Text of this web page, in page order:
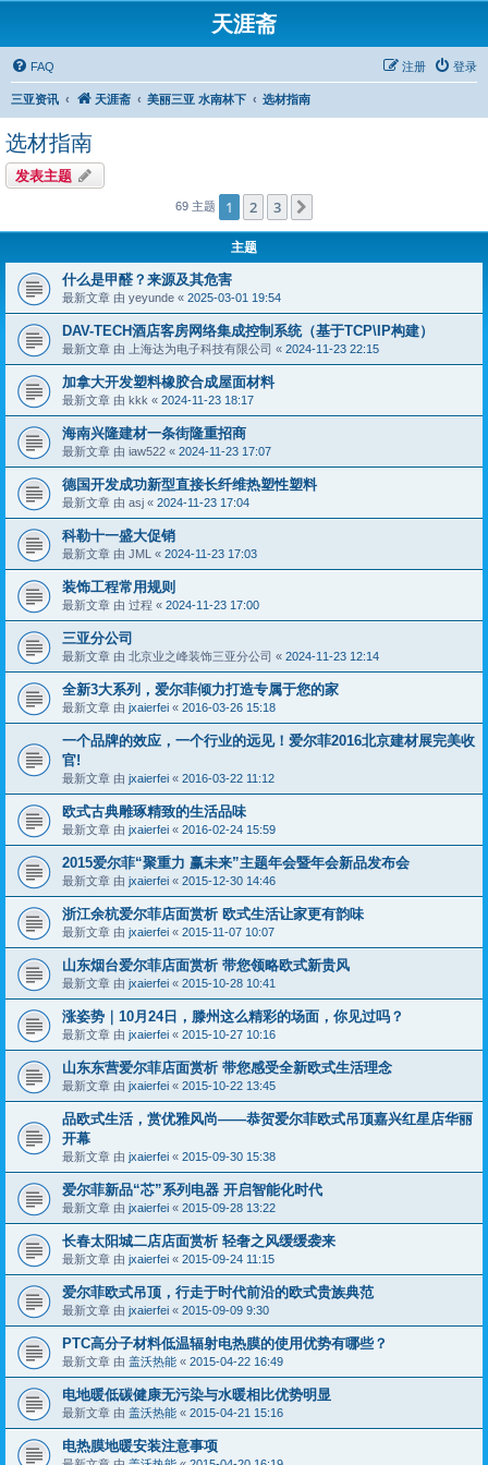
天涯斋
FAQ 登录
注册
三亚资讯 天涯斋 美丽三亚 水南林下 选材指南
选材指南
发表主题
69 主题 1 2 3
主题
什么是甲醛？来源及其危害
最新文章 由 yeyunde « 2025-03-01 19:54
DAV-TECH酒店客房网络集成控制系统（基于TCP\IP构建）
最新文章 由 上海达为电子科技有限公司 « 2024-11-23 22:15
加拿大开发塑料橡胶合成屋面材料
最新文章 由 kkk « 2024-11-23 18:17
海南兴隆建材一条街隆重招商
最新文章 由 iaw522 « 2024-11-23 17:07
德国开发成功新型直接长纤维热塑性塑料
最新文章 由 asj « 2024-11-23 17:04
科勒十一盛大促销
最新文章 由 JML « 2024-11-23 17:03
装饰工程常用规则
最新文章 由 过程 « 2024-11-23 17:00
三亚分公司
最新文章 由 北京业之峰装饰三亚分公司 « 2024-11-23 12:14
全新3大系列，爱尔菲倾力打造专属于您的家
最新文章 由 jxaierfei « 2016-03-26 15:18
一个品牌的效应，一个行业的远见！爱尔菲2016北京建材展完美收
官!
最新文章 由 jxaierfei « 2016-03-22 11:12
欧式古典雕琢精致的生活品味
最新文章 由 jxaierfei « 2016-02-24 15:59
2015爱尔菲“聚重力 赢未来”主题年会暨年会新品发布会
最新文章 由 jxaierfei « 2015-12-30 14:46
浙江余杭爱尔菲店面赏析 欧式生活让家更有韵味
最新文章 由 jxaierfei « 2015-11-07 10:07
山东烟台爱尔菲店面赏析 带您领略欧式新贵风
最新文章 由 jxaierfei « 2015-10-28 10:41
涨姿势｜10月24日，滕州这么精彩的场面，你见过吗？
最新文章 由 jxaierfei « 2015-10-27 10:16
山东东营爱尔菲店面赏析 带您感受全新欧式生活理念
最新文章 由 jxaierfei « 2015-10-22 13:45
品欧式生活，赏优雅风尚——恭贺爱尔菲欧式吊顶嘉兴红星店华丽
开幕
最新文章 由 jxaierfei « 2015-09-30 15:38
爱尔菲新品“芯”系列电器 开启智能化时代
最新文章 由 jxaierfei « 2015-09-28 13:22
长春太阳城二店店面赏析 轻奢之风缓缓袭来
最新文章 由 jxaierfei « 2015-09-24 11:15
爱尔菲欧式吊顶，行走于时代前沿的欧式贵族典范
最新文章 由 jxaierfei « 2015-09-09 9:30
PTC高分子材料低温辐射电热膜的使用优势有哪些？
最新文章 由 盖沃热能 « 2015-04-22 16:49
电地暖低碳健康无污染与水暖相比优势明显
最新文章 由 盖沃热能 « 2015-04-21 15:16
电热膜地暖安装注意事项